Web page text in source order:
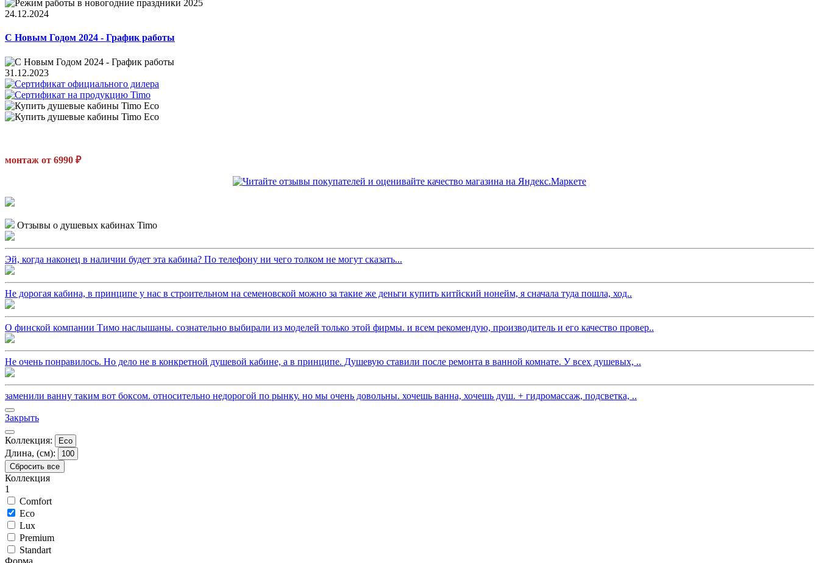
24.12.2024
С Новым Годом 2024 - График работы
31.12.2023
монтаж от 6990 ₽
Отзывы о душевых кабинах Timo
Эй, когда наконец в наличии будет эта кабина? По телефону ни чего толком не могут сказать...
Не дорогая кабина, в принципе у нас в строительном на семеновской можно за такие же деньги купить китйский нонейм, я сначала туда пошла, ход..
О финской компании Тимо наслышаны. сознательно выбирали из моделей только этой фирмы. и всем рекомендую, производитель и его качество провер..
Не очень понравилось. Но дело не в конкретной душевой кабине, а в принципе. Душевую ставили после ремонта в ванной комнате. У всех душевых, ..
заменили ванну таким вот боксом. относительно недорогой по рынку. но мы очень довольны. хочешь ванна, хочешь душ. + гидромассаж, подсветка, ..
Закрыть
Коллекция: Eco
Длина, (см):
100
Сбросить все
Коллекция
1
Comfort
Eco
Lux
Premium
Standart
Форма